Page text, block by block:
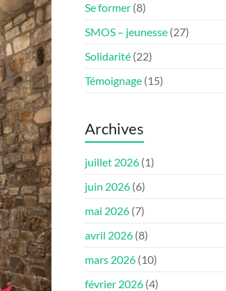
Se former (8)
SMOS – jeunesse (27)
Solidarité (22)
Témoignage (15)
Archives
juillet 2026 (1)
juin 2026 (6)
mai 2026 (7)
avril 2026 (8)
mars 2026 (10)
février 2026 (4)